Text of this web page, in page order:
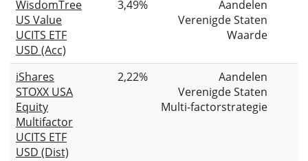
WisdomTree
US Value
UCITS ETF
USD (Acc)
3,49%
Aandelen
Verenigde Staten
Waarde
iShares
STOXX USA
Equity
Multifactor
UCITS ETF
USD (Dist)
2,22%
Aandelen
Verenigde Staten
Multi-factorstrategie